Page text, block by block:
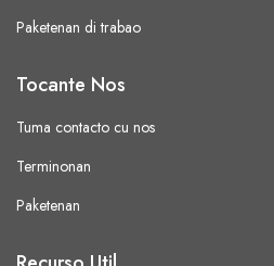
Paketenan di trabao
Tocante Nos
Tuma contacto cu nos
Terminonan
Paketenan